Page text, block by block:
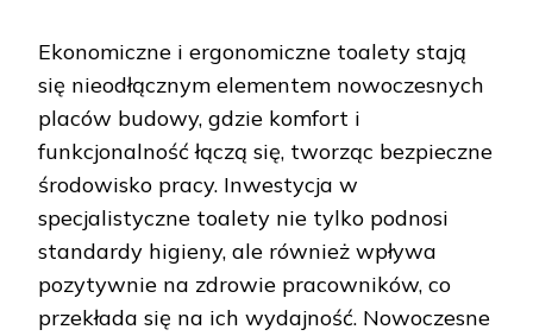
Ekonomiczne i ergonomiczne toalety stają
się nieodłącznym elementem nowoczesnych
placów budowy, gdzie komfort i
funkcjonalność łączą się, tworząc bezpieczne
środowisko pracy. Inwestycja w
specjalistyczne toalety nie tylko podnosi
standardy higieny, ale również wpływa
pozytywnie na zdrowie pracowników, co
przekłada się na ich wydajność. Nowoczesne